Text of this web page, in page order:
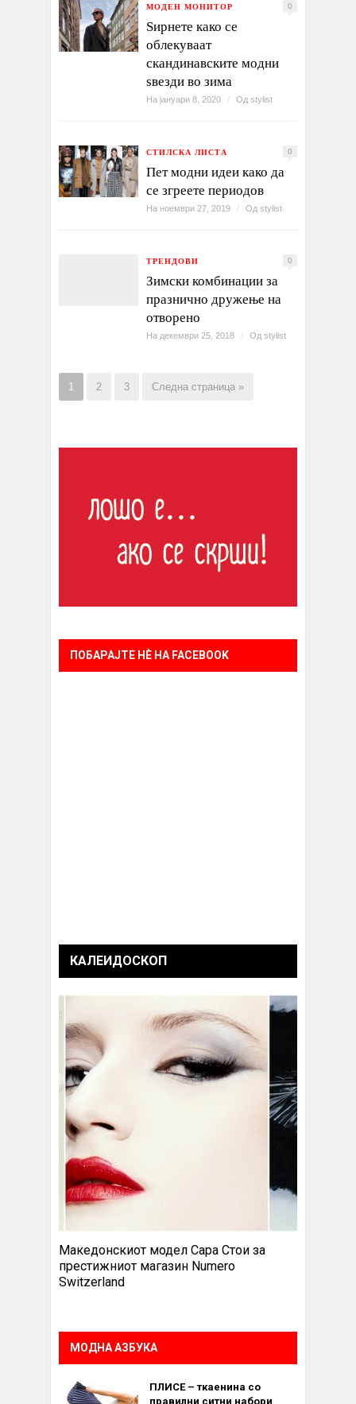
МОДЕН МОНИТОР 0
Ѕирнете како се
облекуваат
скандинавските модни
ѕвезди во зима
На јануари 8, 2020 / Од stylist
СТИЛСКА ЛИСТА 0
Пет модни идеи како да
се згреете периодов
На ноември 27, 2019 / Од stylist
ТРЕНДОВИ 0
Зимски комбинации за
празнично дружење на
отворено
На декември 25, 2018 / Од stylist
1 2 3 Следна страница »
ПОБАРАЈТЕ НÈ НА FACEBOOK
КАЛЕИДОСКОП
Македонскиот модел Сара Стои за
престижниот магазин Numero
Switzerland
МОДНА АЗБУКА
ПЛИСЕ – ткаенина со
правилни ситни набори